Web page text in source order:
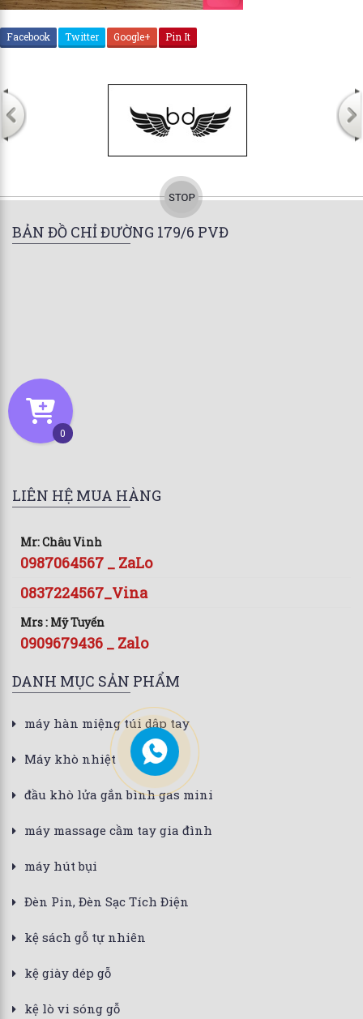
Facebook Twitter Google+ Pin It
BẢN ĐỒ CHỈ ĐƯỜNG 179/6 PVĐ
LIÊN HỆ MUA HÀNG
Mr: Châu Vinh
0987064567 _ ZaLo
0837224567_Vina
Mrs : Mỹ Tuyến
0909679436 _ Zalo
DANH MỤC SẢN PHẨM
máy hàn miệng túi dập tay
Máy khò nhiệt
đầu khò lửa gắn bình gas mini
máy massage cầm tay gia đình
máy hút bụi
Đèn Pin, Đèn Sạc Tích Điện
kệ sách gỗ tự nhiên
kệ giày dép gỗ
kệ lò vi sóng gỗ
0